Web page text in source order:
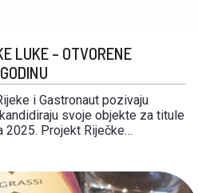
LUKE – OTVORENE
i Gastronaut pozivaju
svoje objekte za titule
2025. Projekt Riječke
gastronomskog brenda